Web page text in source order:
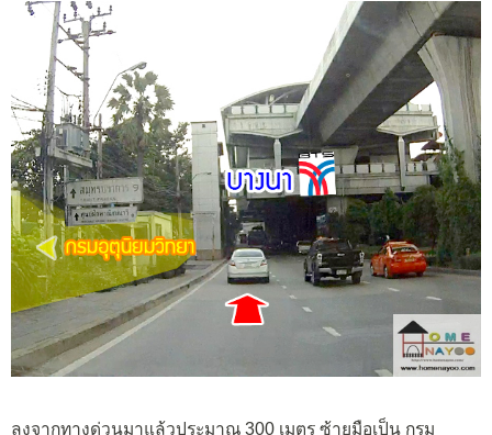
ลงจากทางด่วนมาแล้วประมาณ 300 เมตร ซ้ายมือเป็น กรม